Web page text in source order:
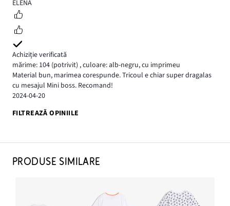
ELENA
Achiziție verificată
mărime: 104 (potrivit) ,culoare: alb-negru, cu imprimeu
Material bun, marimea corespunde. Tricoul e chiar super dragalas
cu mesajul Mini boss. Recomand!
2024-04-20
FILTREAZĂ OPINIILE
PRODUSE SIMILARE